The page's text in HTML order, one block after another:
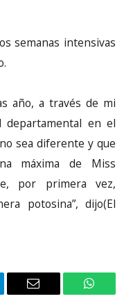
semanas intensivas
año, a través de mi
en el
sea diferente y que
máxima de Miss
por primera vez,
potosina”, dijo(El
Email